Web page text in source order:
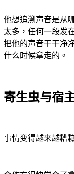
他想追溯声音是从
太多，任何一段发
把他的声音干干净
什么时候拿走的。
寄生虫与宿
事情变得越来越糟